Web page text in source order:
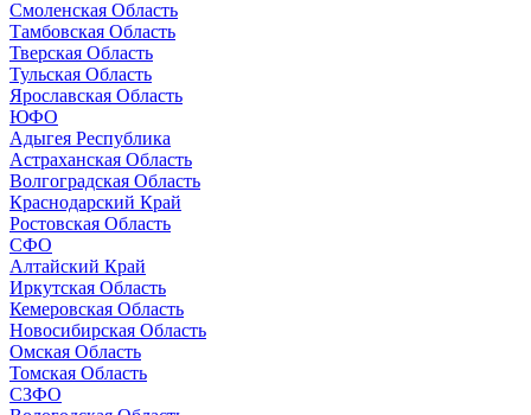
Смоленская Область
Тамбовская Область
Тверская Область
Тульская Область
Ярославская Область
ЮФО
Адыгея Республика
Астраханская Область
Волгоградская Область
Краснодарский Край
Ростовская Область
СФО
Алтайский Край
Иркутская Область
Кемеровская Область
Новосибирская Область
Омская Область
Томская Область
СЗФО